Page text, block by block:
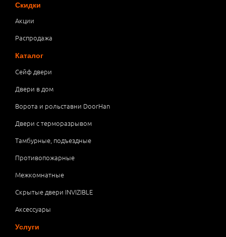
Скидки
Акции
Распродажа
Каталог
Сейф двери
Двери в дом
Ворота и рольставни DoorHan
Двери с терморазрывом
Тамбурные, подъездные
Противопожарные
Межкомнатные
Скрытые двери INVIZIBLE
Аксессуары
Услуги